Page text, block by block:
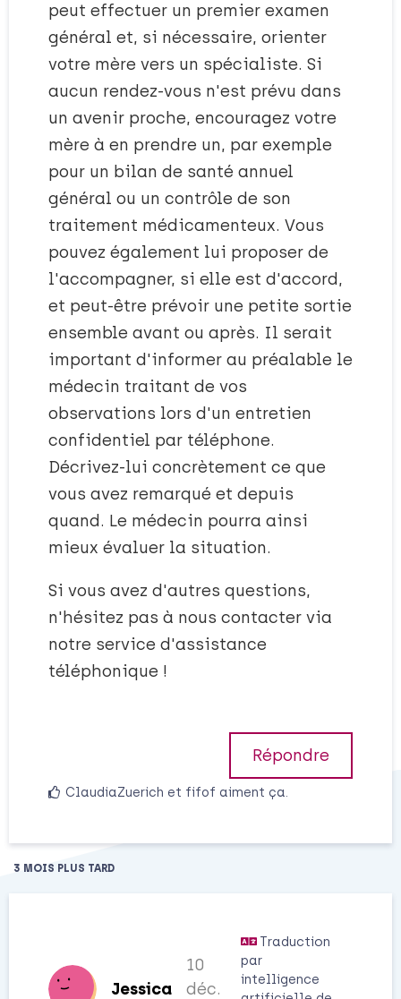
peut effectuer un premier examen
général et, si nécessaire, orienter
votre mère vers un spécialiste. Si
aucun rendez-vous n'est prévu dans
un avenir proche, encouragez votre
mère à en prendre un, par exemple
pour un bilan de santé annuel
général ou un contrôle de son
traitement médicamenteux. Vous
pouvez également lui proposer de
l'accompagner, si elle est d'accord,
et peut-être prévoir une petite sortie
ensemble avant ou après. Il serait
important d'informer au préalable le
médecin traitant de vos
observations lors d'un entretien
confidentiel par téléphone.
Décrivez-lui concrètement ce que
vous avez remarqué et depuis
quand. Le médecin pourra ainsi
mieux évaluer la situation.
Si vous avez d'autres questions,
n'hésitez pas à nous contacter via
notre service d'assistance
téléphonique !
Répondre
ClaudiaZuerich et fifof aiment ça.
3 MOIS PLUS TARD
Jessica
10
déc.
Traduction
par
intelligence